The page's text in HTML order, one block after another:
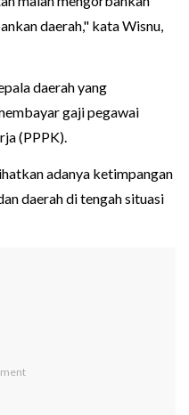
daerah," kata Wisnu,
daerah yang
gaji pegawai
(PPPK).
adanya ketimpangan
daerah di tengah situasi